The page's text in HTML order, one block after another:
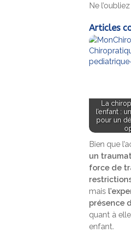
Ne
Articles
La
l’enfant :
pour un
Bien que
un
force de
mais
présence
quant à
enfant.